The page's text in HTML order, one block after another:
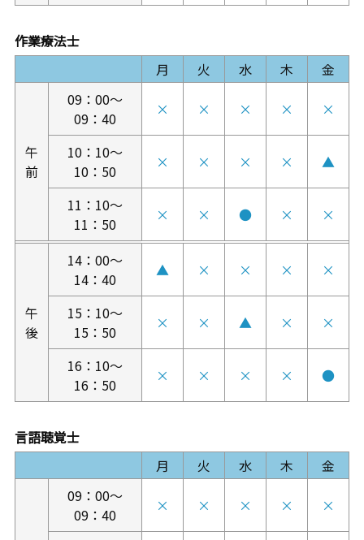
作業療法士
月
火 水 木 金
午
前
09：00～
09：40
× × × × ×
10：10～
10：50
× × × × ▲
11：10～
11：50
× × ● × ×
午
後
14：00～
14：40
▲ × × × ×
15：10～
15：50
× × ▲ × ×
16：10～
16：50
× × × × ●
言語聴覚士
月
火 水 木 金
09：00～
09：40
× × × × ×